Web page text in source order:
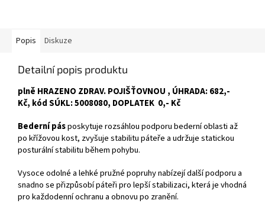
Popis Diskuze
Detailní popis produktu
plně HRAZENO ZDRAV. POJIŠŤOVNOU , ÚHRADA: 682,-
Kč, kód SÚKL: 5008080, DOPLATEK 0,- Kč
Bederní pásposkytuje rozsáhlou podporu bederní oblasti až
po křížovou kost, zvyšuje stabilitu páteře a udržuje statickou
posturální stabilitu během pohybu.
Vysoce odolné a lehké pružné popruhy nabízejí další podporu a
snadno se přizpůsobí páteři pro lepší stabilizaci, která je vhodná
pro každodenní ochranu a obnovu po zranění.